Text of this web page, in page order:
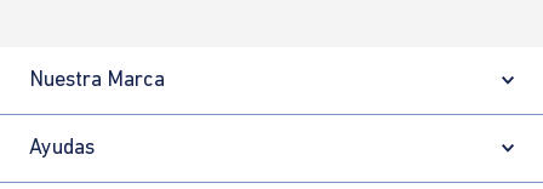
Nuestra Marca
Ayudas